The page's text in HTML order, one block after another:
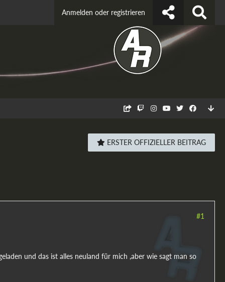
Anmelden oder registrieren
ERSTER OFFIZIELLER BEITRAG
#1
und das ist alles neuland für mich ,aber wie sagt man so